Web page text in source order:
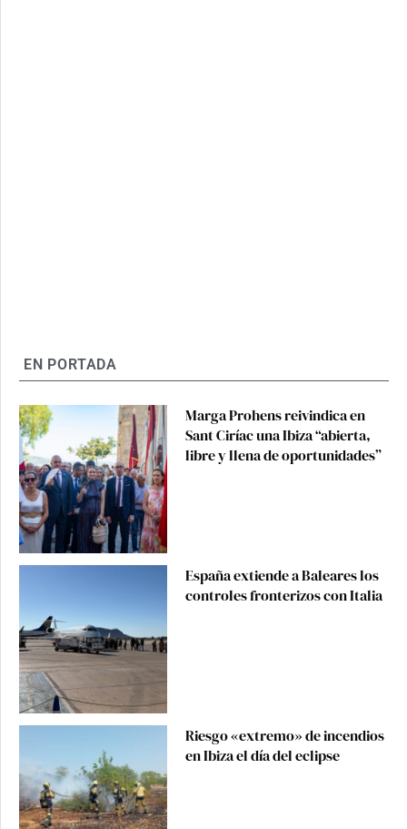
EN PORTADA
Marga Prohens reivindica en
Sant Ciríac una Ibiza “abierta,
libre y llena de oportunidades”
España extiende a Baleares los
controles fronterizos con Italia
Riesgo «extremo» de incendios
en Ibiza el día del eclipse